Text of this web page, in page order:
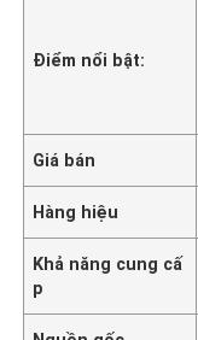
Điểm nổi bật:
Giá bán
Hàng hiệu
Khả năng cung cấ
p